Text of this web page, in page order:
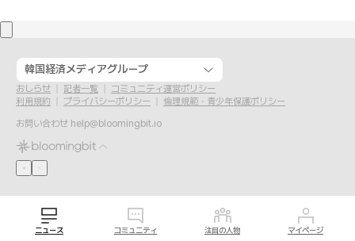
韓国経済メディアグループ
おしらせ 記者一覧
コミュニティ運営ポリシー
利用規約
プライバシーポリシー
倫理規範・青少年保護ポリシー
お問い合わせ help@bloomingbit.io
ニュース コミュニティ 注目の人物 マイページ